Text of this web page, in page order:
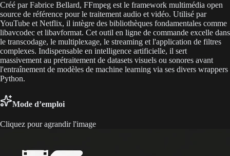
Créé par Fabrice Bellard, FFmpeg est le framework multimédia open
source de référence pour le traitement audio et vidéo. Utilisé par
YouTube et Netflix, il intègre des bibliothèques fondamentales comme
libavcodec et libavformat. Cet outil en ligne de commande excelle dans
le transcodage, le multiplexage, le streaming et l'application de filtres
complexes. Indispensable en intelligence artificielle, il sert
massivement au prétraitement de datasets visuels ou sonores avant
l'entraînement de modèles de machine learning via ses divers wrappers
Python.
Mode d’emploi
Cliquez pour agrandir l'image